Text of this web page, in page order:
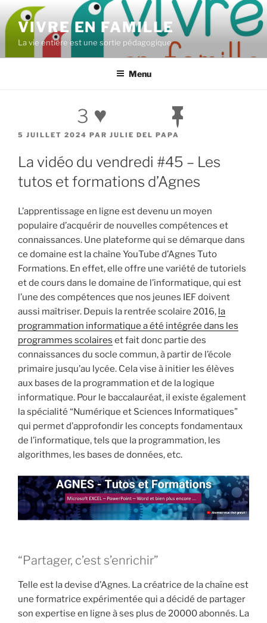
Aller
au
contenuVIVRE EN FAMILLE
La vie entière est une sortie pédagogique
Menu
3 ♥
PUBLIÉ
5 JUILLET 2024 PAR JULIE DEL PAPA
La vidéo du vendredi #45 – Les
tutos et formations d’Agnes
L’apprentissage en ligne est devenu un moyen
populaire d’acquérir de nouvelles compétences et
connaissances. Une plateforme qui se démarque dans
ce domaine est la chaîne YouTube d’Agnes Tuto
Formations. En effet, elle offre une variété de tutoriels
et de cours dans le domaine de l’informatique, qui est
l’une des compétences que nos jeunes IEF doivent
aussi maîtriser. Depuis la rentrée scolaire 2016, la
programmation informatique a été intégrée dans les
programmes scolaires et fait donc partie des
connaissances du socle commun, à partir de l’école
primaire jusqu’au lycée. Cela vise à initier les élèves
aux bases de la programmation et de la logique
informatique. Pour le baccalauréat, il existe également
la spécialité “Numérique et Sciences Informatiques”
qui permet d’approfondir les concepts fondamentaux
de l’informatique, tels que la programmation, les
algorithmes, les bases de données, etc.
“Partager, c’est s’enrichir”
Telle est la devise d’Agnes. La créatrice de la chaîne est
une formatrice expérimentée qui a décidé de partager
son expertise en ligne à ses plus de 20000 abonnés. La